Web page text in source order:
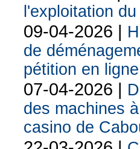
l'exploitation
09-04-2026 |
de
pétition en ligne
07-04-2026 |
des machines
casino de